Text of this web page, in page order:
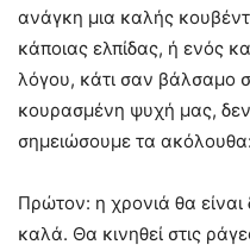
ανάγκη μια καλής
κάποιας ελπίδας, ή ενός
λόγου, κάτι σαν βάλσαμο
κουρασμένη ψυχή μας,
σημειώσουμε τα ακόλουθα:
Πρώτον: η χρονιά θα
καλά. Θα κινηθεί στις